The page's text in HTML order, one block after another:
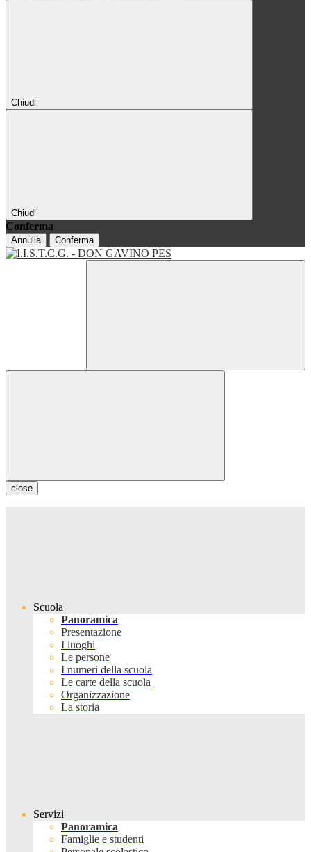
Chiudi
Chiudi
Conferma
Annulla Conferma
close
Scuola
Panoramica
Presentazione
I luoghi
Le persone
I numeri della scuola
Le carte della scuola
Organizzazione
La storia
Servizi
Panoramica
Famiglie e studenti